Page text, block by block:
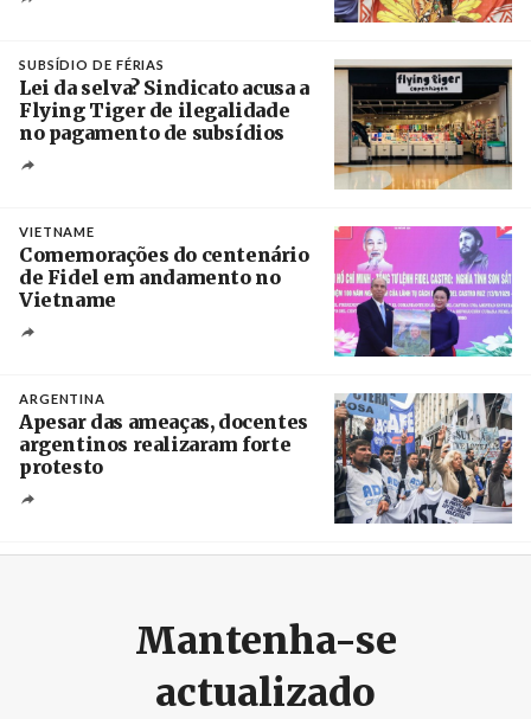
SUBSÍDIO DE FÉRIAS
Lei da selva? Sindicato acusa a
Flying Tiger de ilegalidade
no pagamento de subsídios
VIETNAME
Comemorações do centenário
de Fidel em andamento no
Vietname
ARGENTINA
Apesar das ameaças, docentes
argentinos realizaram forte
protesto
Mantenha-se
actualizado